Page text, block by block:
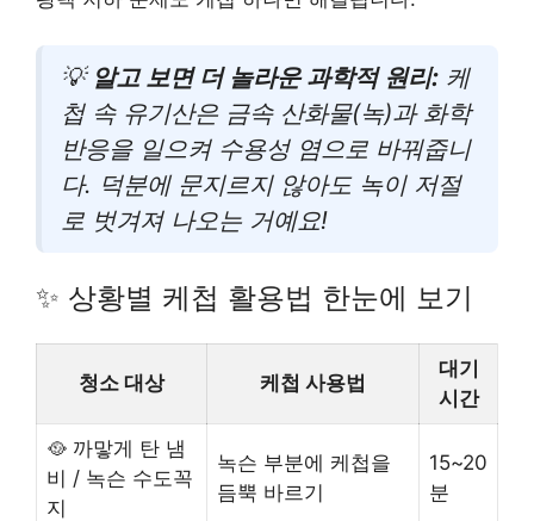
💡 알고 보면 더 놀라운 과학적 원리: 케
첩 속 유기산은 금속 산화물(녹)과 화학
반응을 일으켜 수용성 염으로 바꿔줍니
다. 덕분에 문지르지 않아도 녹이 저절
로 벗겨져 나오는 거예요!
✨ 상황별 케첩 활용법 한눈에 보기
청소 대상 케첩 사용법
대기
시간
🥘 까맣게 탄 냄
비 / 녹슨 수도꼭
지
녹슨 부분에 케첩을
듬뿍 바르기
15~20
분